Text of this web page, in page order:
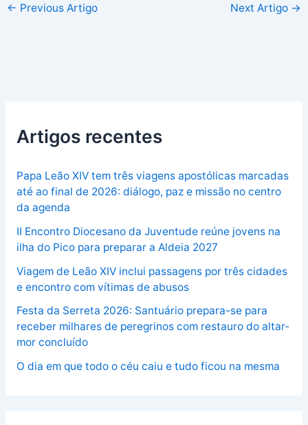
← Previous Artigo Next Artigo →
Artigos recentes
Papa Leão XIV tem três viagens apostólicas marcadas
até ao final de 2026: diálogo, paz e missão no centro
da agenda
II Encontro Diocesano da Juventude reúne jovens na
ilha do Pico para preparar a Aldeia 2027
Viagem de Leão XIV inclui passagens por três cidades
e encontro com vítimas de abusos
Festa da Serreta 2026: Santuário prepara-se para
receber milhares de peregrinos com restauro do altar-
mor concluído
O dia em que todo o céu caiu e tudo ficou na mesma